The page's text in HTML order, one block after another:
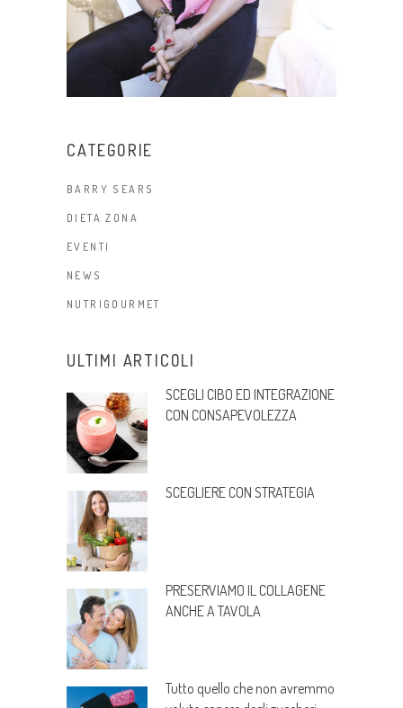
CATEGORIE
BARRY SEARS
DIETA ZONA
EVENTI
NEWS
NUTRIGOURMET
ULTIMI ARTICOLI
SCEGLI CIBO ED INTEGRAZIONE
CON CONSAPEVOLEZZA
SCEGLIERE CON STRATEGIA
PRESERVIAMO IL COLLAGENE
ANCHE A TAVOLA
Tutto quello che non avremmo